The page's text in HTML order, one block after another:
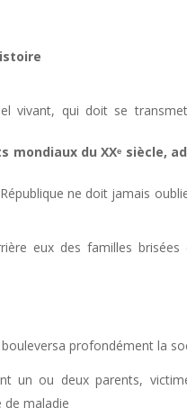
vivant, qui doit se
mondiaux du XXᵉ siècle,
ne doit jamais
eux des familles brisées
profondément la
un ou deux parents,
maladie